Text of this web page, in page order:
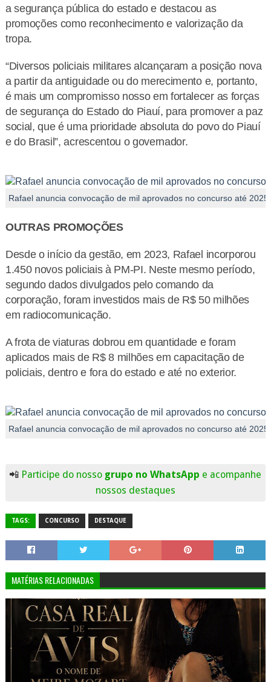
a segurança pública do estado e destacou as
promoções como reconhecimento e valorização da
tropa.
“Diversos policiais militares alcançaram a posição nova
a partir da antiguidade ou do merecimento e, portanto,
é mais um compromisso nosso em fortalecer as forças
de segurança do Estado do Piauí, para promover a paz
social, que é uma prioridade absoluta do povo do Piauí
e do Brasil”, acrescentou o governador.
Rafael anuncia convocação de mil aprovados no concurso até 2025
OUTRAS PROMOÇÕES
Desde o início da gestão, em 2023, Rafael incorporou
1.450 novos policiais à PM-PI. Neste mesmo período,
segundo dados divulgados pelo comando da
corporação, foram investidos mais de R$ 50 milhões
em radiocomunicação.
A frota de viaturas dobrou em quantidade e foram
aplicados mais de R$ 8 milhões em capacitação de
policiais, dentro e fora do estado e até no exterior.
Rafael anuncia convocação de mil aprovados no concurso até 2025
📲 Participe do nosso grupo no WhatsApp e acompanhe
nossos destaques
TAGS: CONCURSO DESTAQUE
MATÉRIAS RELACIONADAS